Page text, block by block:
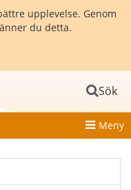
upplevelse. Genom
du detta.
Sök
Meny